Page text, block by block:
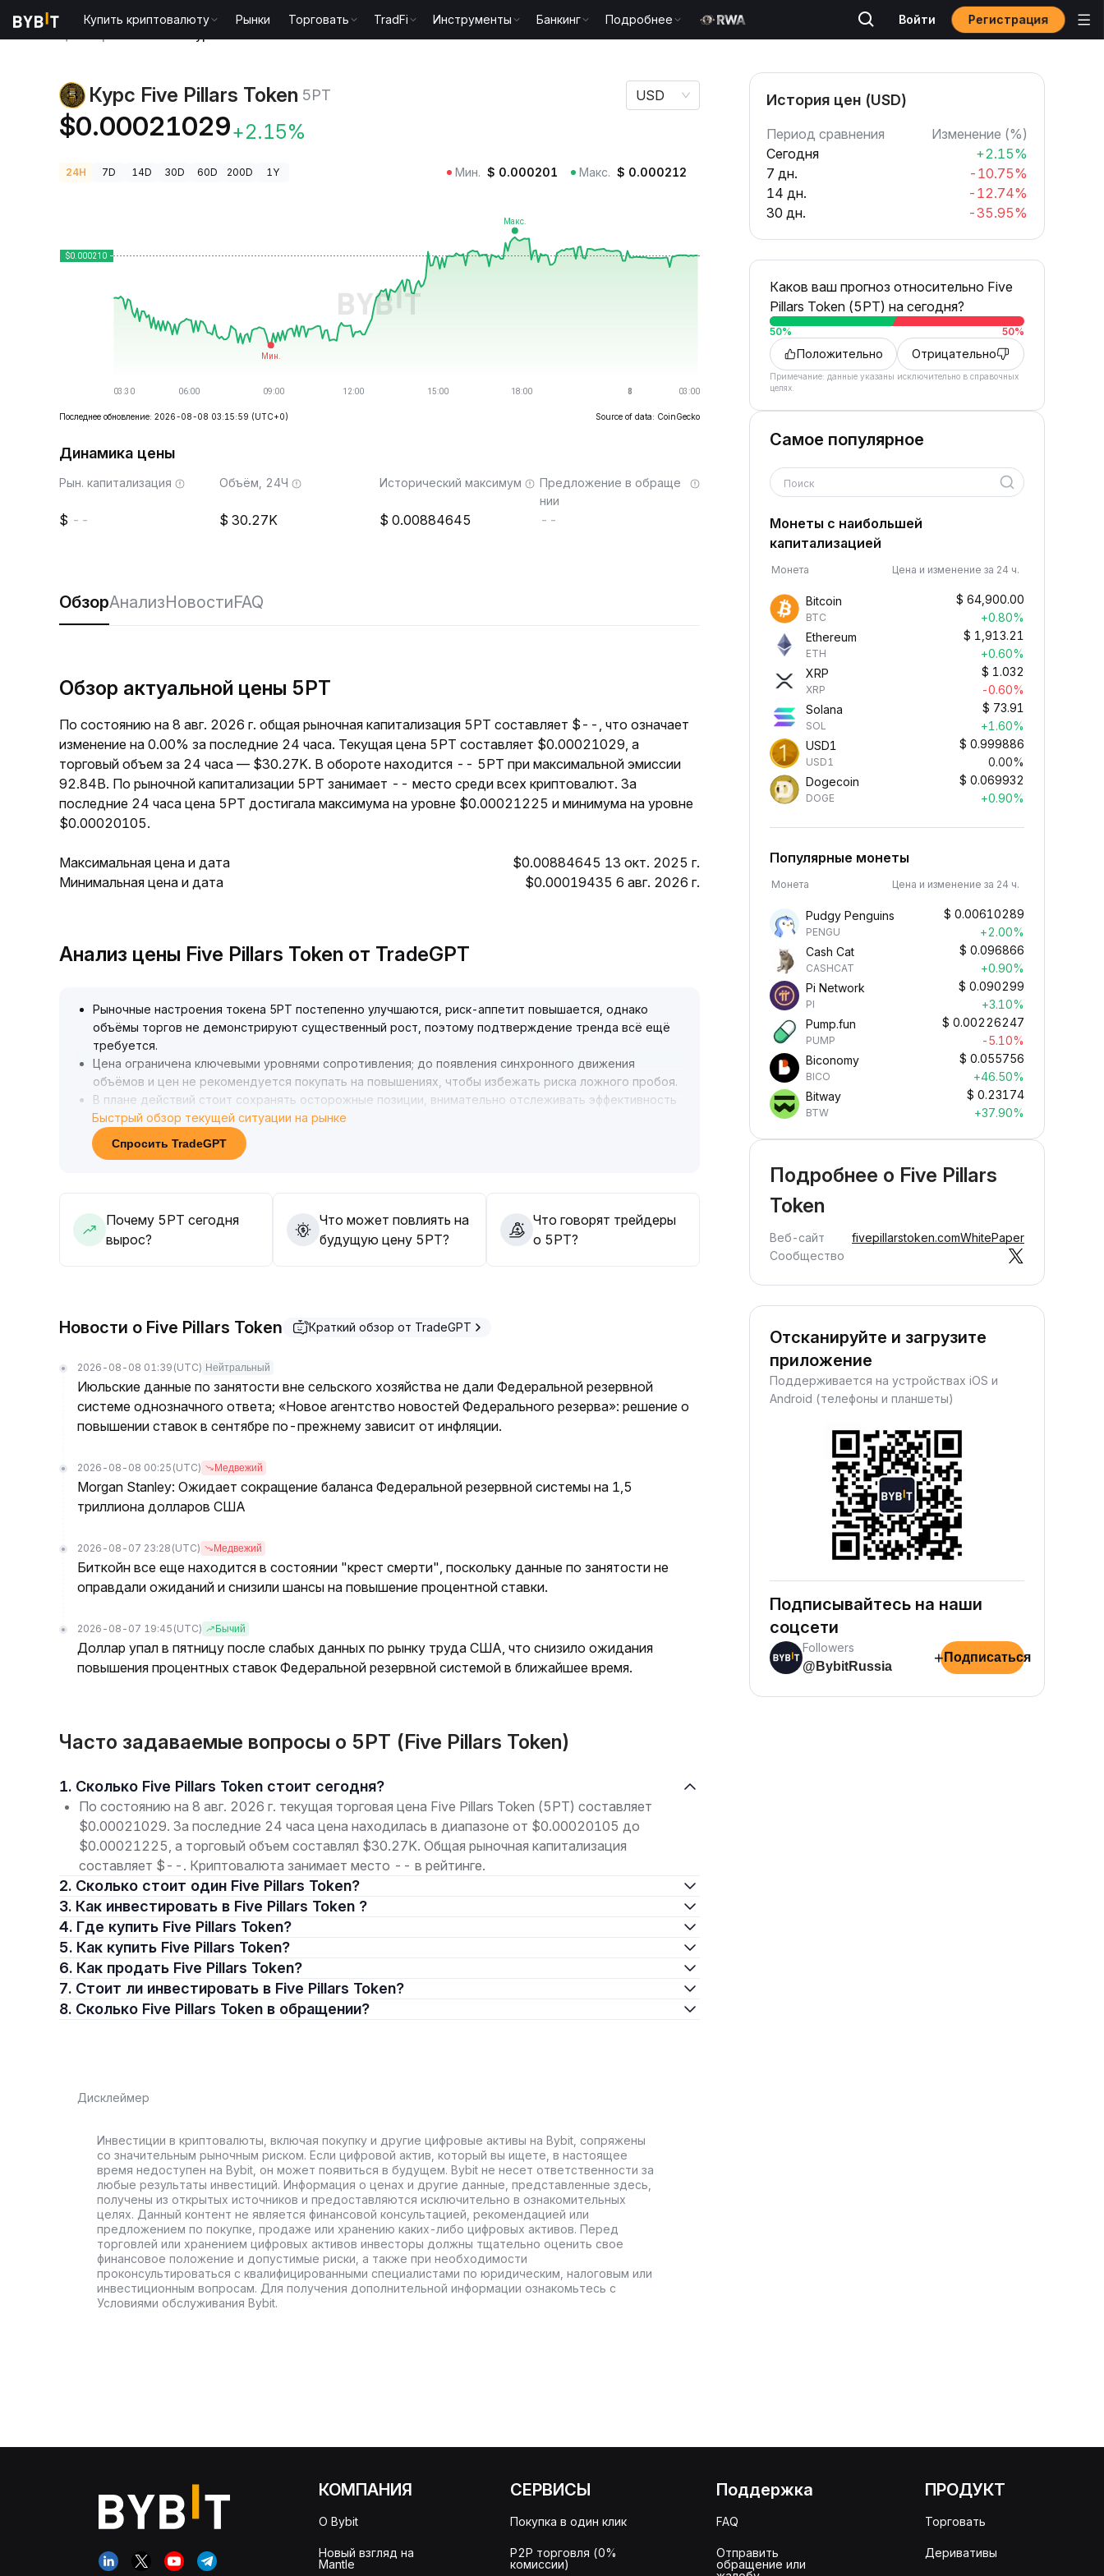
Купить криптовалюту Рынки Торговать TradFi Инструменты Банкинг Подробнее Войти Регистрация
Курс Five Pillars Token 5PT
$0.00021029+2.15%
USD
24H 7D 14D 30D 60D 200D 1Y Мин. $ 0.000201 Макс. $ 0.000212
Последнее обновление: 2026-08-08 03:15:59 (UTC+0) Source of data: CoinGecko
Динамика цены
Рын. капитализация
--
Объём, 24Ч
30.27K
Исторический максимум
0.00884645
Предложение в обраще
нии
--
ОбзорАнализНовостиFAQ
Обзор актуальной цены 5PT
По состоянию на 8 авг. 2026 г. общая рыночная капитализация 5PT составляет $--, что означает
изменение на 0.00% за последние 24 часа. Текущая цена 5PT составляет $0.00021029, а
торговый объем за 24 часа — $30.27K. В обороте находится -- 5PT при максимальной эмиссии
92.84B. По рыночной капитализации 5PT занимает -- место среди всех криптовалют. За
последние 24 часа цена 5PT достигала максимума на уровне $0.00021225 и минимума на уровне
$0.00020105.
Максимальная цена и дата
$0.00884645 13 окт. 2025 г.
Минимальная цена и дата
$0.00019435 6 авг. 2026 г.
Анализ цены Five Pillars Token от TradeGPT
Рыночные настроения токена 5PT постепенно улучшаются, риск-аппетит повышается, однако
объёмы торгов не демонстрируют существенный рост, поэтому подтверждение тренда всё ещё
требуется.
Цена ограничена ключевыми уровнями сопротивления; до появления синхронного движения
объёмов и цен не рекомендуется покупать на повышениях, чтобы избежать риска ложного пробоя.
В плане действий стоит сохранять осторожные позиции, внимательно отслеживать эффективность
пробоя и ретеста основных уровней сопротивления (например, диапазон 1
25-1
30) и поддержки (например, диапазон 1
в условиях флетового рынка
Быстрый обзор текущей ситуации на рынке
Спросить TradeGPT
Почему 5PT сегодня
вырос?
Что может повлиять на
будущую цену 5PT?
Что говорят трейдеры
о 5PT?
Новости о Five Pillars Token Краткий обзор от TradeGPT
2026-08-08 01:39 (UTC) Нейтральный
Июльские данные по занятости вне сельского хозяйства не дали Федеральной резервной
системе однозначного ответа; «Новое агентство новостей Федерального резерва»: решение о
повышении ставок в сентябре по-прежнему зависит от инфляции.
2026-08-08 00:25 (UTC) Медвежий
Morgan Stanley: Ожидает сокращение баланса Федеральной резервной системы на 1,5
триллиона долларов США
2026-08-07 23:28 (UTC) Медвежий
Биткойн все еще находится в состоянии "крест смерти", поскольку данные по занятости не
оправдали ожиданий и снизили шансы на повышение процентной ставки.
2026-08-07 19:45 (UTC) Бычий
Доллар упал в пятницу после слабых данных по рынку труда США, что снизило ожидания
повышения процентных ставок Федеральной резервной системой в ближайшее время.
Часто задаваемые вопросы о 5PT (Five Pillars Token)
1. Сколько Five Pillars Token стоит сегодня?
По состоянию на 8 авг. 2026 г. текущая торговая цена Five Pillars Token (5PT) составляет
$0.00021029. За последние 24 часа цена находилась в диапазоне от $0.00020105 до
$0.00021225, а торговый объем составлял $30.27K. Общая рыночная капитализация
составляет $--. Криптовалюта занимает место -- в рейтинге.
2. Сколько стоит один Five Pillars Token?
3. Как инвестировать в Five Pillars Token ?
4. Где купить Five Pillars Token?
5. Как купить Five Pillars Token?
6. Как продать Five Pillars Token?
7. Стоит ли инвестировать в Five Pillars Token?
8. Сколько Five Pillars Token в обращении?
Дисклеймер
Инвестиции в криптовалюты, включая покупку и другие цифровые активы на Bybit, сопряжены
со значительным рыночным риском. Если цифровой актив, который вы ищете, в настоящее
время недоступен на Bybit, он может появиться в будущем. Bybit не несет ответственности за
любые результаты инвестиций. Информация о ценах и другие данные, представленные здесь,
получены из открытых источников и предоставляются исключительно в ознакомительных
целях. Данный контент не является финансовой консультацией, рекомендацией или
предложением по покупке, продаже или хранению каких-либо цифровых активов. Перед
торговлей или хранением цифровых активов инвесторы должны тщательно оценить свое
финансовое положение и допустимые риски, а также при необходимости
проконсультироваться с квалифицированными специалистами по юридическим, налоговым или
инвестиционным вопросам. Для получения дополнительной информации ознакомьтесь с
Условиями обслуживания Bybit.
История цен (USD)
Период сравнения
Изменение (%)
Сегодня
+2.15%
7 дн.
-10.75%
14 дн.
-12.74%
30 дн.
-35.95%
Каков ваш прогноз относительно Five
Pillars Token (5PT) на сегодня?
50% 50%
Положительно Отрицательно
Примечание: данные указаны исключительно в справочных
целях.
Самое популярное
Поиск
Монеты с наибольшей
капитализацией
Монета Цена и изменение за 24 ч.
Bitcoin
BTC
$ 64,900.00
+0.80%
Ethereum
ETH
$ 1,913.21
+0.60%
XRP
XRP
$ 1.032
-0.60%
Solana
SOL
$ 73.91
+1.60%
USD1
USD1
$ 0.999886
0.00%
Dogecoin
DOGE
$ 0.069932
+0.90%
Популярные монеты
Монета Цена и изменение за 24 ч.
Pudgy Penguins
PENGU
$ 0.00610289
+2.00%
Cash Cat
CASHCAT
$ 0.096866
+0.90%
Pi Network
PI
$ 0.090299
+3.10%
Pump.fun
PUMP
$ 0.00226247
-5.10%
Biconomy
BICO
$ 0.055756
+46.50%
Bitway
BTW
$ 0.23174
+37.90%
Подробнее о Five Pillars
Token
Веб-сайт fivepillarstoken.comWhitePaper
Сообщество
Отсканируйте и загрузите
приложение
Поддерживается на устройствах iOS и
Android (телефоны и планшеты)
Подписывайтесь на наши
соцсети
Followers
@BybitRussia
+ Подписаться
КОМПАНИЯ
О Bybit
Новый взгляд на
Mantle
СЕРВИСЫ
Покупка в один клик
P2P торговля (0%
комиссии)
Поддержка
FAQ
Отправить
обращение или
ПРОДУКТ
Торговать
Деривативы